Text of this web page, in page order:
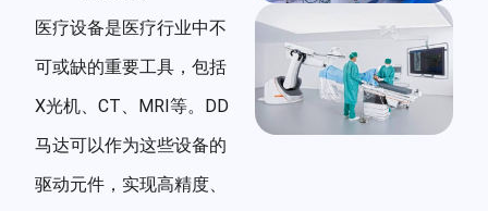
医疗设备是医疗行业中不
可或缺的重要工具，包括
X光机、CT、MRI等。DD
马达可以作为这些设备的
驱动元件，实现高精度、